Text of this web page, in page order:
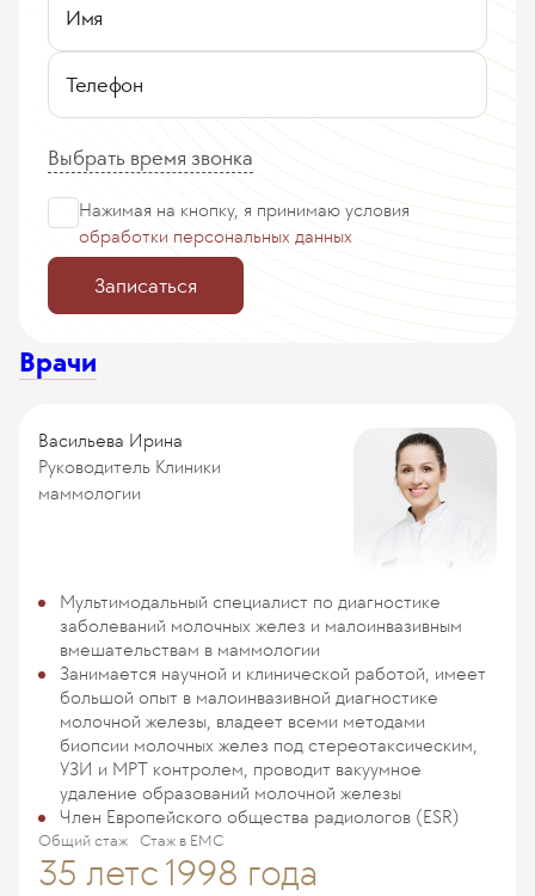
Имя
Телефон
Выбрать время звонка
Нажимая на кнопку, я принимаю условия
обработки персональных данных
Записаться
Врачи
Васильева Ирина
Руководитель Клиники
маммологии
Мультимодальный специалист по диагностике
заболеваний молочных желез и малоинвазивным
вмешательствам в маммологии
Занимается научной и клинической работой, имеет
большой опыт в малоинвазивной диагностике
молочной железы, владеет всеми методами
биопсии молочных желез под стереотаксическим,
УЗИ и МРТ контролем, проводит вакуумное
удаление образований молочной железы
Член Европейского общества радиологов (ESR)
Общий стаж
35 лет
Стаж в ЕМС
с 1998 года